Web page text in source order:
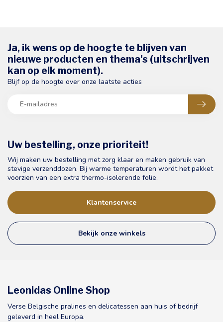
Uw bestelling, onze prioriteit!
Wij maken uw bestelling met zorg klaar en maken gebruik van
stevige verzenddozen. Bij warme temperaturen wordt het pakket
voorzien van een extra thermo-isolerende folie.
Klantenservice
Bekijk onze winkels
Ja, ik wens op de hoogte te blijven van
nieuwe producten en thema's (uitschrijven
kan op elk moment).
Blijf op de hoogte over onze laatste acties
Leonidas Online Shop
Verse Belgische pralines en delicatessen aan huis of bedrijf
geleverd in heel Europa.